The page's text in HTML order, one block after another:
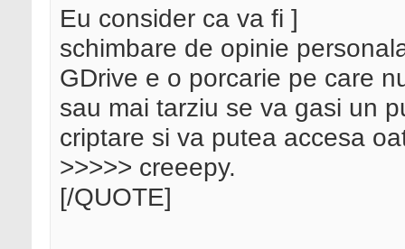
Eu consider ca va fi ]
schimbare de opinie
GDrive e o porcarie pe care
sau mai tarziu se va gasi un
criptare si va putea accesa
>>>>> creeepy.
[/QUOTE]